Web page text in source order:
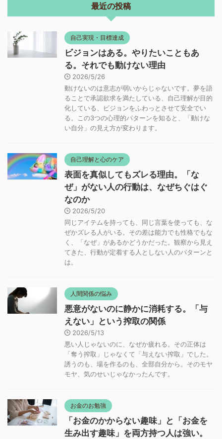
最近の投稿
自己実現・目標達成
ビジョンはある。やりたいこともあ
る。それでも動けない理由
2026/5/26
動けないのは意志が弱いからじゃないです。夢を語
ることで承認欲求を満たしている、自己理解が目的
化している、ビジョンをふわっとさせて安全でい
る。この3つの心理的パターンを知ると、「動けな
い自分」の見え方が変わります。
自己理解と心のケア
表面を真似してもズレる理由。「な
ぜ」がない人の行動は、なぜちぐはぐ
なのか
2026/5/20
同じアイテムを持っても、同じ言葉を使っても、な
ぜかズレる人がいる。その差は能力でも性格でもな
く、「なぜ」があるかどうかだった。観察から見え
てきた、行動が定着する人としない人のパターンと
は。
人間関係の悩み
悪意がないのに静かに消耗する。「与
えない」という搾取の関係
2026/5/13
悪い人じゃないのに、なぜか疲れる。その正体は
「奪う搾取」じゃなくて「与えない搾取」でした。
誘うのも、場を作るのも、全部自分から。そのモヤ
モヤ、気のせいじゃなかったんです。
お金のお勉強
「お金のかからない趣味」と「お金を
生み出す趣味」を両方持つ人は強い。